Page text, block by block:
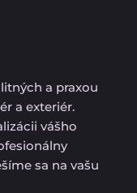
a praxou
a exteriér.
vášho
sa na vašu